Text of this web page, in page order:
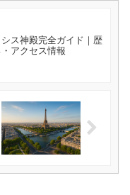
ス神殿完全ガイド｜歴
アクセス情報